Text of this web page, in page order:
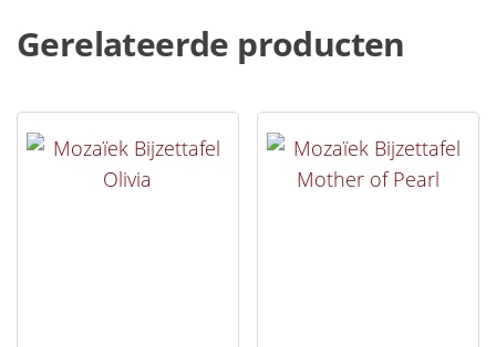
Gerelateerde producten